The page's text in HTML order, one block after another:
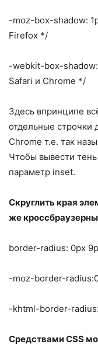
-moz-box-shadow:
Firefox */
-webkit-box-
Safari и Chrome */
Здесь впринципе
отдельные строчки
Chrome т.е. так
Чтобы вывести
параметр inset.
Скруглить края
же
border-radius: 0px
-moz-border-
-khtml-border-
Средствами CSS